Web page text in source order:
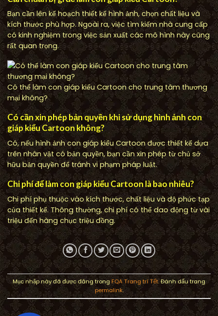
Bạn cần lên kế hoạch thiết kế hình ảnh, chọn chất liệu và
kích thước phù hợp. Ngoài ra, việc tìm kiếm nhà cung cấp
có kinh nghiệm trong việc sản xuất các mô hình này cũng
rất quan trọng.
Có thể làm con giáp kiểu Cartoon cho trung tâm thương
mại không?
Có cần xin phép bản quyền khi sử dụng hình ảnh con
giáp kiểu Cartoon không?
Có, nếu hình ảnh con giáp kiểu Cartoon được thiết kế dựa
trên nhân vật có bản quyền, bạn cần xin phép từ chủ sở
hữu bản quyền để tránh vi phạm pháp luật.
Chi phí để làm con giáp kiểu Cartoon là bao nhiêu?
Chi phí phụ thuộc vào kích thước, chất liệu và độ phức tạp
của thiết kế. Thông thường, chi phí có thể dao động từ vài
triệu đến hàng chục triệu đồng.
Mục nhập này đã được đăng trong FQA Trang trí Tết. Đánh dấu trang
permalink.